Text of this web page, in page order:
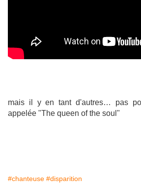
mais il y en tant d'autres… pas
appelée "The queen of the soul"
#chanteuse #disparition